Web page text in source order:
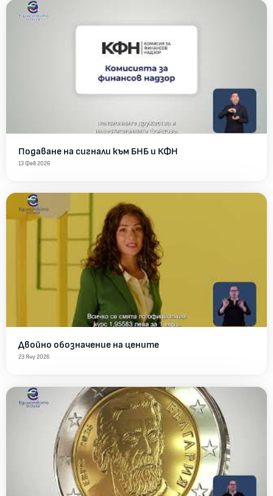
Подаване на сигнали към БНБ и КФН
13 Фев 2026
Двойно обозначение на цените
23 Яну 2026